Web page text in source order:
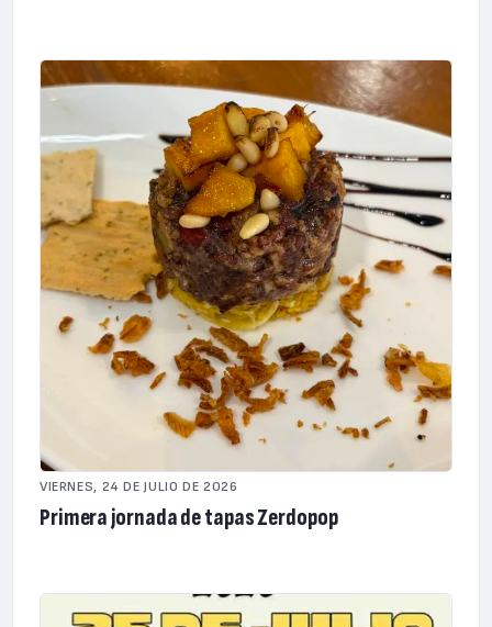
VIERNES, 24 DE JULIO DE 2026
Primera jornada de tapas Zerdopop